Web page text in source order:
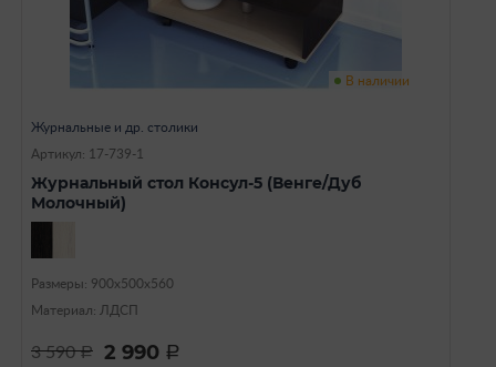
В наличии
Журнальные и др. столики
Артикул: 17-739-1
Журнальный стол Консул-5 (Венге/Дуб
Молочный)
Размеры: 900х500х560
Материал: ЛДСП
3 590a 2 990 a